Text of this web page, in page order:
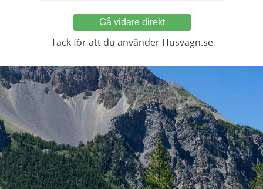
Gå vidare direkt
Tack för att du använder Husvagn.se